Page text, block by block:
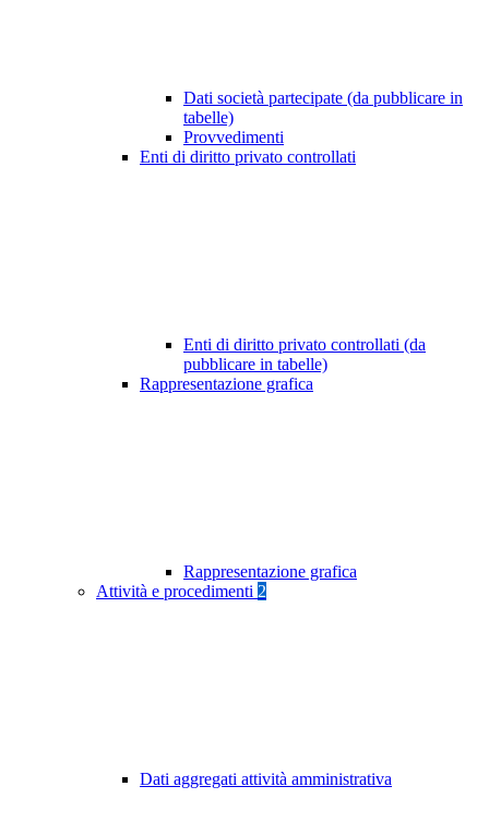
Dati società partecipate (da pubblicare in
tabelle)
Provvedimenti
Enti di diritto privato controllati
Enti di diritto privato controllati (da
pubblicare in tabelle)
Rappresentazione grafica
Rappresentazione grafica
Attività e procedimenti 2
Dati aggregati attività amministrativa